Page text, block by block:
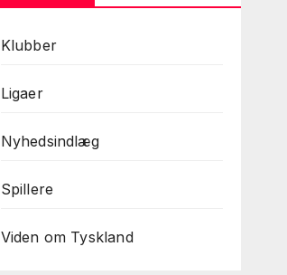
Klubber
Ligaer
Nyhedsindlæg
Spillere
Viden om Tyskland